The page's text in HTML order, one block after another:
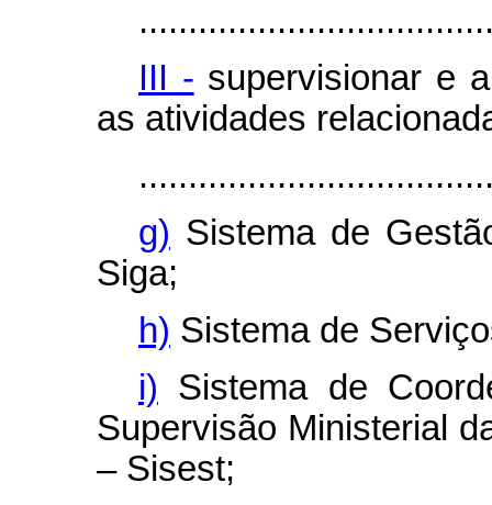
III - supervisionar e
as atividades
g) Sistema de
Siga;
h) Sistema de
i) Sistema de
Supervisão Ministerial
– Sisest;